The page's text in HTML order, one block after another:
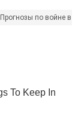
Прогнозы по войне в